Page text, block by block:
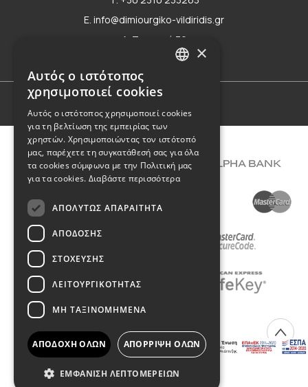
E. info@dimiourgiko-vildiridis.gr
Δ. Τσιμισκή 70
Φόρμα επικοινωνίας
COPYRIGHT © 2026 DIMIOURGIKO VILDIRIDIS
Created with by Darkpony
×
Αυτός ο ιστότοπος
χρησιμοποιεί cookies
Αυτός ο ιστότοπος χρησιμοποιεί cookies
για τη βελτίωση της εμπειρίας των
χρηστών. Χρησιμοποιώντας τον ιστότοπό
μας, παρέχετε τη συγκατάθεσή σας για όλα
τα cookies σύμφωνα με την Πολιτική μας
για τα cookies. Διαβάστε περισσότερα
ΑΠΟΛΎΤΩΣ ΑΠΑΡΑΊΤΗΤΑ
ΑΠΌΔΟΣΗΣ
ΣΤΌΧΕΥΣΗΣ
ΛΕΙΤΟΥΡΓΙΚΌΤΗΤΑΣ
ΜΗ ΤΑΞΙΝΟΜΗΜΈΝΑ
ΑΠΟΔΟΧΉ ΌΛΩΝ ΑΠΌΡΡΙΨΗ ΌΛΩΝ
ΕΜΦΆΝΙΣΗ ΛΕΠΤΟΜΕΡΕΙΏΝ